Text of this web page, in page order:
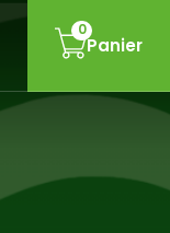
0
Panier